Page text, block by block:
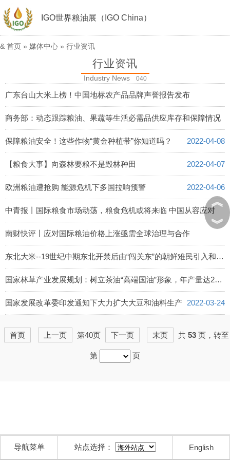
IGO世界粮油展（IGO China）
& 首页 » 媒体中心 » 行业资讯
行业资讯
Industry News 040
广东台山大米上榜！中国地标农产品品牌声誉报告发布
2022-04-13
商务部：动态跟踪粮油、果蔬等生活必需品供应库存和保障情况
2022-04-12
保障粮油安全！这些作物“黄金种植带”你知道吗？ 2022-04-08
【粮食大事】向森林要粮不是毁林种田 2022-04-07
欧洲粮油遭抢购 能源危机下多国拉响预警 2022-04-06
中青报丨国际粮食市场动荡，粮食危机或将来临 中国从容应对
2022-03-31
南财快评丨应对国际粮油价格上涨亟需全球治理与合作
2022-03-30东北大米--19世纪中期东北开禁后由“闯关东”的朝鲜难民引入和发展种植
2022-03-29
国家林草产业发展规划：树立茶油“高端国油”形象，年产量达200万吨
2022-03-25
国家发展改革委印发通知下大力扩大大豆和油料生产 2022-03-24
首页 上一页 第40页 下一页 末页 共 53页，转至
第 页
︽
︾
导航菜单 站点选择： English